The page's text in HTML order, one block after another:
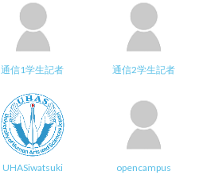
通信1学生記者 通信2学生記者
UHASiwatsuki
opencampus